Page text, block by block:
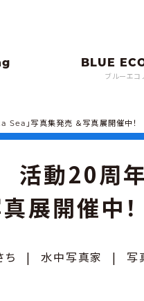
ブルーエコ
」写真集発売 ＆写真展開催中！
活動20周
展開催中！
ち | 水中写真家 | 写